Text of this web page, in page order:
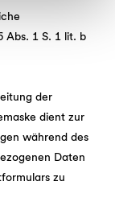
bzw. Cookie-
zum
uns auf Sie!
Abs. 1 S. 1 lit. b
der
dient zur
während des
Daten
zu